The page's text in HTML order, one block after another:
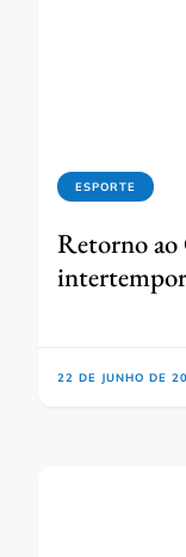
ESPORTE
Retorno
22 DE JUNHO DE